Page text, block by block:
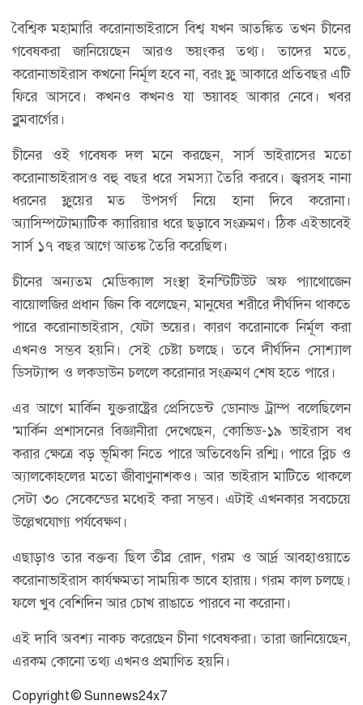
বৈশ্বিক মহামারি করোনাভাইরাসে বিশ্ব যখন আতঙ্কিত তখন চীনের
গবেষকরা জানিয়েছেন আরও ভয়ংকর তথ্য। তাদের মতে,
করোনাভাইরাস কখনো নির্মূল হবে না, বরং ফ্লু আকারে প্রতিবছর এটি
ফিরে আসবে। কখনও কখনও যা ভয়াবহ আকার নেবে। খবর
ব্লুমবার্গের।
চীনের ওই গবেষক দল মনে করছেন, সার্স ভাইরাসের মতো
করোনাভাইরাসও বহু বছর ধরে সমস্যা তৈরি করবে। জ্বরসহ নানা
ধরনের ফ্লুয়ের মত উপসর্গ নিয়ে হানা দিবে করোনা।
অ্যাসিম্পটোম্যাটিক ক্যারিয়ার ধরে ছড়াবে সংক্রমণ। ঠিক এইভাবেই
সার্স ১৭ বছর আগে আতঙ্ক তৈরি করেছিল।
চীনের অন্যতম মেডিক্যাল সংস্থা ইনস্টিটিউট অফ প্যাথোজেন
বায়োলজির প্রধান জিন কি বলেছেন, মানুষের শরীরে দীর্ঘদিন থাকতে
পারে করোনাভাইরাস, যেটা ভয়ের। কারণ করোনাকে নির্মূল করা
এখনও সম্ভব হয়নি। সেই চেষ্টা চলছে। তবে দীর্ঘদিন সোশ্যাল
ডিসট্যান্স ও লকডাউন চললে করোনার সংক্রমণ শেষ হতে পারে।
এর আগে মার্কিন যুক্তরাষ্ট্রের প্রেসিডেন্ট ডোনাল্ড ট্রাম্প বলেছিলেন
‘মার্কিন প্রশাসনের বিজ্ঞানীরা দেখেছেন, কোভিড-১৯ ভাইরাস বধ
করার ক্ষেত্রে বড় ভূমিকা নিতে পারে অতিবেগুনি রশ্মি। পারে ব্লিচ ও
অ্যালকোহলের মতো জীবাণুনাশকও। আর ভাইরাস মাটিতে থাকলে
সেটা ৩০ সেকেন্ডের মধ্যেই করা সম্ভব। এটাই এখনকার সবচেয়ে
উল্লেখযোগ্য পর্যবেক্ষণ।
এছাড়াও তার বক্তব্য ছিল তীব্র রোদ, গরম ও আর্দ্র আবহাওয়াতে
করোনাভাইরাস কার্যক্ষমতা সাময়িক ভাবে হারায়। গরম কাল চলছে।
ফলে খুব বেশিদিন আর চোখ রাঙাতে পারবে না করোনা।
এই দাবি অবশ্য নাকচ করেছেন চীনা গবেষকরা। তারা জানিয়েছেন,
এরকম কোনো তথ্য এখনও প্রমাণিত হয়নি।
Copyright © Sunnews24x7